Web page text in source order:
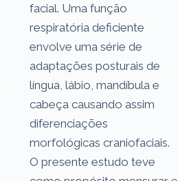
facial. Uma função
respiratória deficiente
envolve uma série de
adaptações posturais de
língua, lábio, mandíbula e
cabeça causando assim
diferenciações
morfológicas craniofaciais.
O presente estudo teve